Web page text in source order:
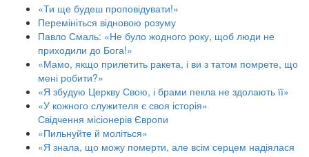
«Ти ще будеш проповідувати!»
Перемініться відновою розуму
Павло Смаль: «Не було жодного року, щоб люди не
приходили до Бога!»
«Мамо, якщо прилетить ракета, і ви з татом помрете, що
мені робити?»
«Я збудую Церкву Свою, і брами пекла не здолають її»
«У кожного служителя є своя історія»
Свідчення місіонерів Європи
«Пильнуйте й моліться»
«Я знала, що можу померти, але всім серцем надіялася